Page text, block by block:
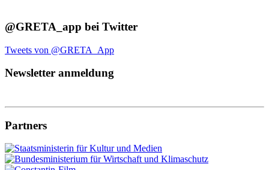
@GRETA_app bei Twitter
Tweets von @GRETA_App
Newsletter anmeldung
Partners